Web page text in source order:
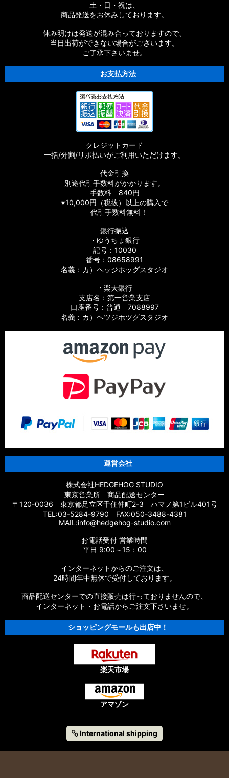
土・日・祝は、
商品発送をお休みしております。
休み明けは発送が混み合っておりますので、
当日出荷ができない場合がございます。
ご了承下さいませ。
お支払方法
クレジットカード
一括/分割/リボ払いがご利用いただけます。
代金引換
別途代引手数料がかかります。
手数料 840円
※10,000円（税抜）以上の購入で
代引手数料無料！
銀行振込
・ゆうちょ銀行
記号：10030
番号：08658991
名義：カ）ヘッジホッグスタジオ
・楽天銀行
支店名：第一営業支店
口座番号：普通 7088997
名義：カ）ヘツジホツグスタジオ
運営会社
株式会社HEDGEHOG STUDIO
東京営業所 商品配送センター
〒120-0036 東京都足立区千住仲町2-3 ハマノ第1ビル401号
TEL:03-5284-9790 FAX:050-3488-4381
MAIL:info@hedgehog-studio.com
お電話受付 営業時間
平日 9:00～15：00
インターネットからのご注文は、
24時間年中無休で受付しております。
商品配送センターでの直接販売は行っておりませんので、
インターネット・お電話からご注文下さいませ。
ショッピングモールも出店中！
楽天市場
アマゾン
International shipping